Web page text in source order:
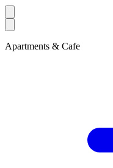
Apartments & Cafe